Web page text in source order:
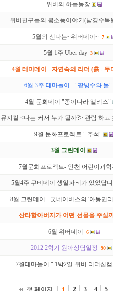
위버의 하늘농장
위버친구들의 봄소풍이야기(남경수목
5월의 신나는~위버데이~ 7
5월 1주 Uber day 3
4월 테미데이 - 자연속의 리더 (흙 - 두
6월 3주 테마놀이 - "팥빙수와 물"
4월 문화데이 "종이나라 앨리스"
뮤지컬 <나는 커서 누가 될까?> 관람 하고
9월 문화프로젝트 " 추석"
3월 그린데이
7월문화프로젝트- 인천 어린이과학
5월4주 쿠비데이 생일파티가 있었답
8월 그린데이 - 굿네이버스의 '아동권
산타할아버지가 어떤 선물을 주실
6월 위버데이 6
2012 2학기 원아상담일정 90
7월테마놀이 " 1박2일 위버 리더십